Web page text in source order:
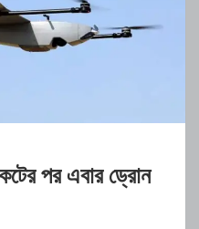
পর এবার ড্রোন